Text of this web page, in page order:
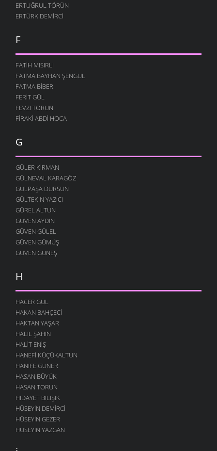
ERTUĞRUL TÖRÜN
ERTÜRK DEMIRCI
F
FATIH MISIRLI
FATMA BAYHAN ŞENGÜL
FATMA BIBER
FERIT GÜL
FEVZI TORUN
FIRAKI ABDI HOCA
G
GÜLER KIRMAN
GÜLNEVAL KARAGÖZ
GÜLPAŞA DURSUN
GÜLTEKIN YAZICI
GÜREL ALTUN
GÜVEN AYDIN
GÜVEN GÜLEL
GÜVEN GÜMÜŞ
GÜVEN GÜNEŞ
H
HACER GÜL
HAKAN BAHÇECI
HAKTAN YAŞAR
HALIL ŞAHIN
HALIT ENIŞ
HANEFI KÜÇÜKALTUN
HANIFE GÜNER
HASAN BÜYÜK
HASAN TORUN
HIDAYET BILIŞIK
HÜSEYIN DEMIRCI
HÜSEYIN GEZER
HÜSEYIN YAZGAN